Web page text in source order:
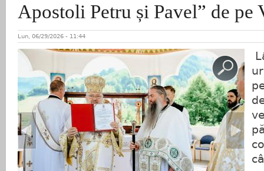
Apostoli Petru și Pavel” de pe
Lun, 06/29/2026 - 11:44